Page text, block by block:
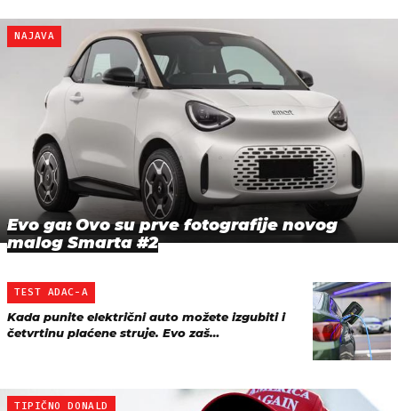
NAJAVA
Evo ga: Ovo su prve fotografije novog
malog Smarta #2
TEST ADAC-A
Kada punite električni auto možete izgubiti i
četvrtinu plaćene struje. Evo zaš…
TIPIČNO DONALD